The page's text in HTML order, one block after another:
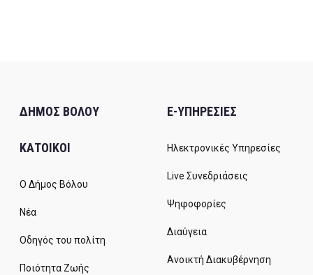
ΔΗΜΟΣ ΒΟΛΟΥ
ΚΑΤΟΙΚΟΙ
Ο Δήμος Βόλου
Νέα
Οδηγός του πολίτη
Ποιότητα Ζωής
E-ΥΠΗΡΕΣΙΕΣ
Ηλεκτρονικές Υπηρεσίες
Live Συνεδριάσεις
Ψηφοφορίες
Διαύγεια
Ανοικτή Διακυβέρνηση